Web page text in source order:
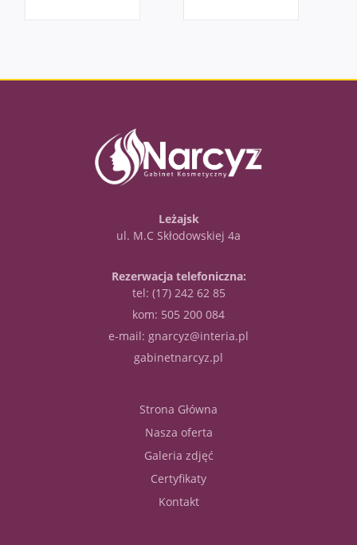
Leżajsk
ul. M.C Skłodowskiej 4a
Rezerwacja telefoniczna:
tel: (17) 242 62 85
kom: 505 200 084
e-mail: gnarcyz@interia.pl
gabinetnarcyz.pl
Strona Główna
Nasza oferta
Galeria zdjęć
Certyfikaty
Kontakt